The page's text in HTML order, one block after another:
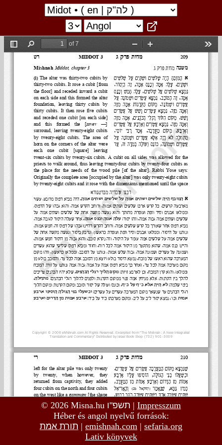
© 2026 Misna.hu תשפ"ו | Impresszum
Héber és angol nyelvű források:
תורת אמת | emishnah.com | sefaria.org
Lativ könyvek